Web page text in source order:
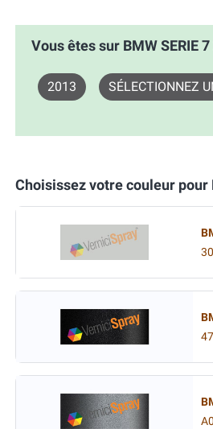
Vous êtes sur BMW SERIE
2013 SÉLECTIONNEZ
Choisissez votre couleur pour